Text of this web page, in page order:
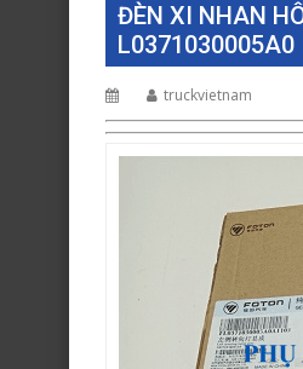
ĐÈN XI NHAN
L0371030005A0
truckvietnam